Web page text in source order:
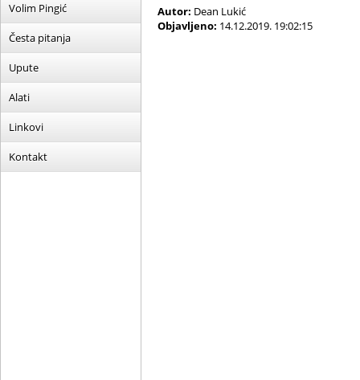
Volim Pingić
Česta pitanja
Upute
Alati
Linkovi
Kontakt
Autor: Dean Lukić
Objavljeno: 14.12.2019. 19:02:15